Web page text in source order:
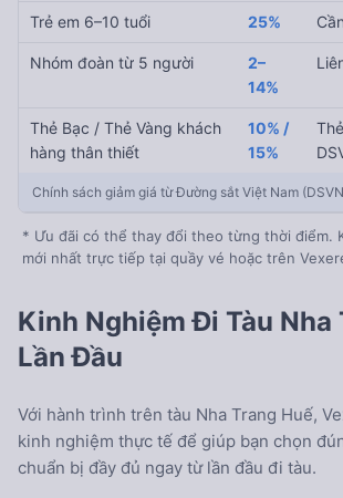
Chính sách giảm giá từ Đường sắt Việt Nam
Trẻ em 6–10 tuổi 25%
Nhóm đoàn từ 5 người
2–
14%
Thẻ Bạc / Thẻ Vàng khách
hàng thân thiết
10% /
15%
* Ưu đãi có thể thay đổi theo từng thời điểm.
mới nhất trực tiếp tại quầy vé hoặc trên
Kinh Nghiệm Đi Tàu Nha
Lần Đầu
Với hành trình trên tàu Nha Trang Huế,
kinh nghiệm thực tế để giúp bạn chọn
chuẩn bị đầy đủ ngay từ lần đầu đi tàu.